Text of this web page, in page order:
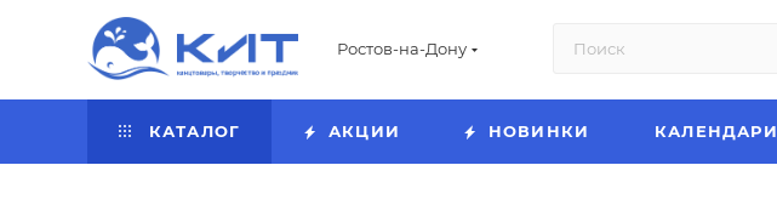
Ростов-на-Дону
КАТАЛОГ АКЦИИ НОВИНКИ КАЛЕНДАРИ